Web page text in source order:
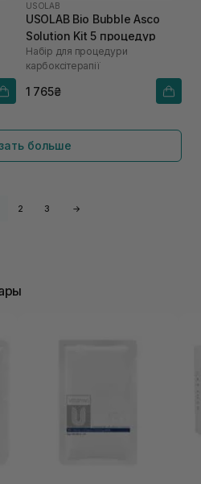
USOLAB
USOLAB Bio Bubble Asco
Solution Kit 5 процедур
Набір для процедури
карбоксітерапії
1 765₴
больше
2 3 →